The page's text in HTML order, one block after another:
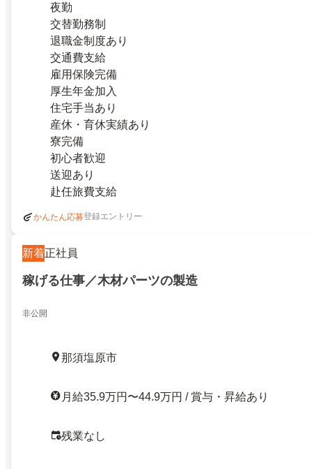
夜勤
交替勤務制
退職金制度あり
交通費支給
雇用保険完備
厚生年金加入
住宅手当あり
産休・育休実績あり
寮完備
初心者歓迎
送迎あり
赴任旅費支給
かんたん応募登録エントリー
新着正社員
稼げる仕事／木材パーツの製造
非公開
那須塩原市
月給35.9万円〜44.9万円 / 賞与・昇給あり
残業なし